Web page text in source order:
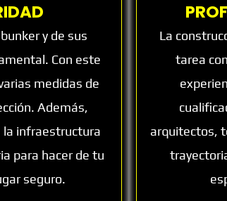
y de sus
Con este
medidas de
Además,
la infraestructura
para hacer de tu
seguro.
La
tarea
arquitectos,